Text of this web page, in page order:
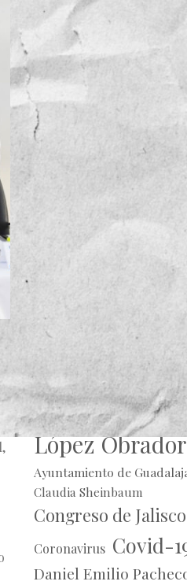
VIDEO COLUMNA
VIDEO NOTA
Alberto Uribe
Andrés Manuel
López Obrador
Ayuntamiento de
Claudia Sheinbaum
Congreso de Jalisco
Coronavirus Covid-
Daniel Emilio